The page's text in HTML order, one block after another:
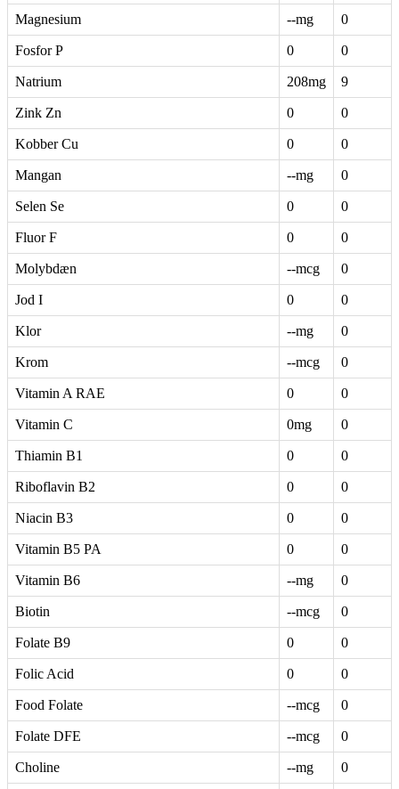
Magnesium --mg 0
Fosfor P 0 0
Natrium 208mg 9
Zink Zn 0 0
Kobber Cu 0 0
Mangan --mg 0
Selen Se 0 0
Fluor F 0 0
Molybdæn --mcg 0
Jod I 0 0
Klor --mg 0
Krom --mcg 0
Vitamin A RAE 0 0
Vitamin C 0mg 0
Thiamin B1 0 0
Riboflavin B2 0 0
Niacin B3 0 0
Vitamin B5 PA 0 0
Vitamin B6 --mg 0
Biotin --mcg 0
Folate B9 0 0
Folic Acid 0 0
Food Folate --mcg 0
Folate DFE --mcg 0
Choline --mg 0